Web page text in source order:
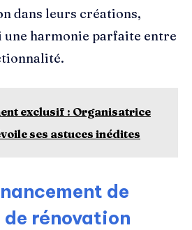
dans leurs créations,
une harmonie parfaite entre
exclusif : Organisatrice
ses astuces inédites
de
rénovation